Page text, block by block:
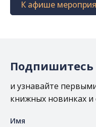
К афише
и узнавайте
книжных новинках и
Имя